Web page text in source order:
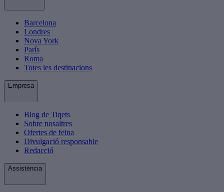
Barcelona
Londres
Nova York
París
Roma
Totes les destinacions
Empresa
Blog de Tiqets
Sobre nosaltres
Ofertes de feina
Divulgació responsable
Redacció
Assistència